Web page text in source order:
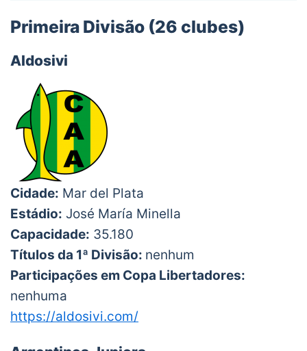
Primeira Divisão (26 clubes)
Aldosivi
Cidade: Mar del Plata
Estádio: José María Minella
Capacidade: 35.180
Títulos da 1ª Divisão: nenhum
Participações em Copa Libertadores:
nenhuma
https://aldosivi.com/